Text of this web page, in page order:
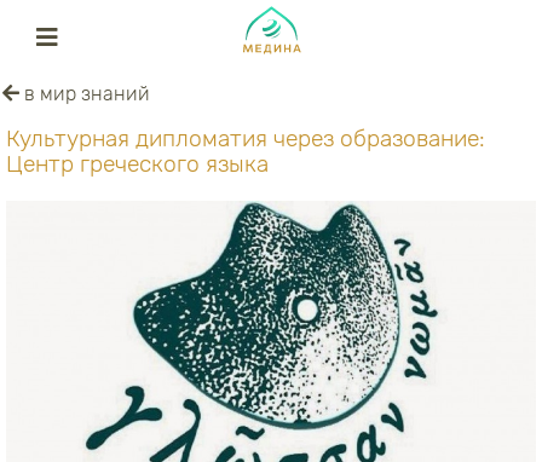
в мир знаний
Культурная дипломатия через образование:
Центр греческого языка